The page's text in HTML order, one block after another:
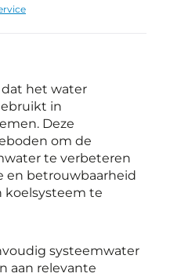
dat het water
in
Deze
om de
te verbeteren
en betrouwbaarheid
koelsysteem te
systeemwater
aan relevante